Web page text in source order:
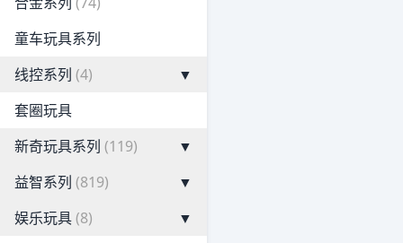
童车玩具系列
线控系列 (4)
▼
套圈玩具
新奇玩具系列 (119)
▼
益智系列 (819)
▼
娱乐玩具(8)
▼